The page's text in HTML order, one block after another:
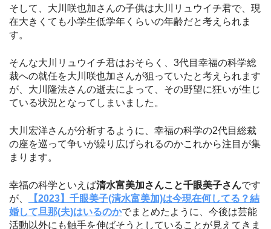
そして、大川咲也加さんの子供は大川リュウイチ君で、現
在大きくても小学生低学年くらいの年齢だと考えられま
す。
そんな大川リュウイチ君はおそらく、3代目幸福の科学総
裁への就任を大川咲也加さんが狙っていたと考えられます
が、大川隆法さんの逝去によって、その野望に狂いが生じ
ている状況となってしまいました。
大川宏洋さんが分析するように、幸福の科学の2代目総裁
の座を巡って争いが繰り広げられるのかこれから注目が集
まります。
幸福の科学といえば清水富美加さんこと千眼美子さんです
が、
【2023】千眼美子(清水富美加)は今現在何してる？結
婚して旦那(夫)はいるのかでまとめたように、今後は芸能
活動以外にも触手を伸ばそうとしていることが見えてきま